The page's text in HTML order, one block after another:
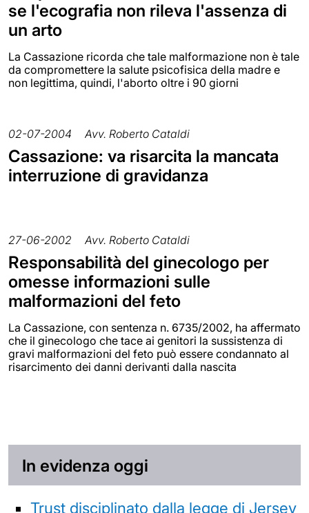
se l'ecografia non rileva l'assenza di
un arto
La Cassazione ricorda che tale malformazione non è tale
da compromettere la salute psicofisica della madre e
non legittima, quindi, l'aborto oltre i 90 giorni
02-07-2004 Avv. Roberto Cataldi
Cassazione: va risarcita la mancata
interruzione di gravidanza
27-06-2002 Avv. Roberto Cataldi
Responsabilità del ginecologo per
omesse informazioni sulle
malformazioni del feto
La Cassazione, con sentenza n. 6735/2002, ha affermato
che il ginecologo che tace ai genitori la sussistenza di
gravi malformazioni del feto può essere condannato al
risarcimento dei danni derivanti dalla nascita
In evidenza oggi
Trust disciplinato dalla legge di Jersey